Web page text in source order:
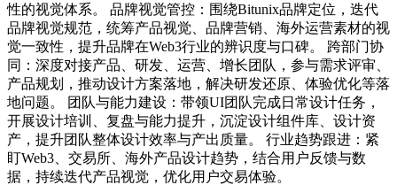
性的视觉体系。 品牌视觉管控：围绕Bitunix品牌定位，迭代
品牌视觉规范，统筹产品视觉、品牌营销、海外运营素材的视
觉一致性，提升品牌在Web3行业的辨识度与口碑。 跨部门协
同：深度对接产品、研发、运营、增长团队，参与需求评审、
产品规划，推动设计方案落地，解决研发还原、体验优化等落
地问题。 团队与能力建设：带领UI团队完成日常设计任务，
开展设计培训、复盘与能力提升，沉淀设计组件库、设计资
产，提升团队整体设计效率与产出质量。 行业趋势跟进：紧
盯Web3、交易所、海外产品设计趋势，结合用户反馈与数
据，持续迭代产品视觉，优化用户交易体验。